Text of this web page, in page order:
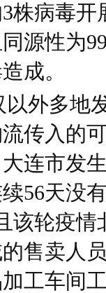
株病毒
源性为
成。
以外多地
传入的
连市发
56天没
该轮疫
售卖人
工车间